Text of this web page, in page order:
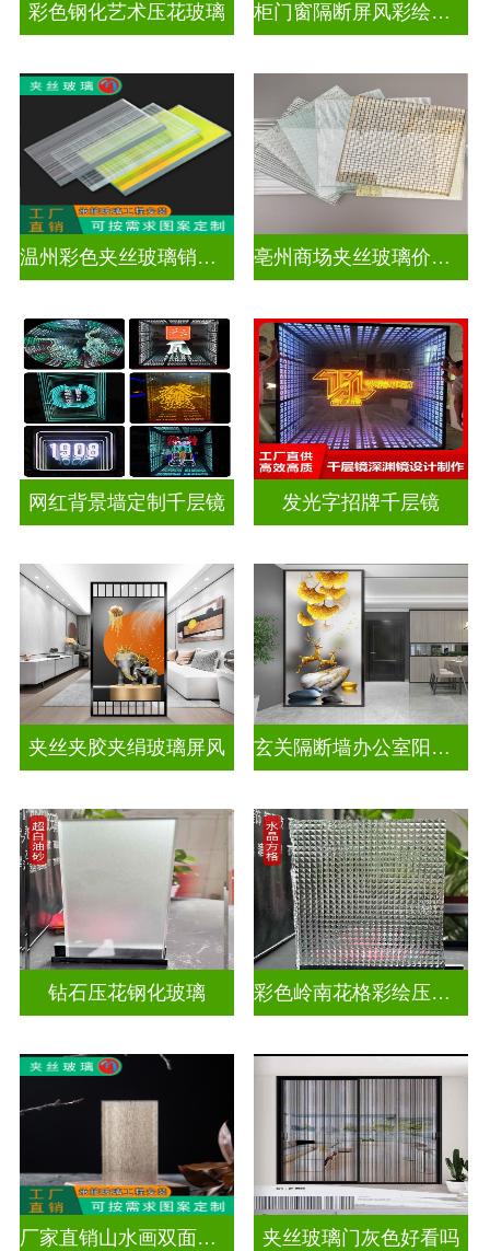
彩色钢化艺术压花玻璃 柜门窗隔断屏风彩绘压花玻璃
温州彩色夹丝玻璃销售处 亳州商场夹丝玻璃价钱是多少
网红背景墙定制千层镜 发光字招牌千层镜
夹丝夹胶夹绢玻璃屏风 玄关隔断墙办公室阳台挡门山水画背景墙玻璃
钻石压花钢化玻璃 彩色岭南花格彩绘压花玻璃
厂家直销山水画双面轻奢透光夹丝玻璃 夹丝玻璃门灰色好看吗